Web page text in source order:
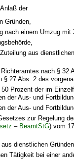
der
Gründen,
nach einem Umzug mit
aus
nach § 32
§ 27 Abs. 2 des
Prozent der im
der Aus- und
der Aus- und
zur Regelung
– BeamtStG) vom
dienstlichen
Tätigkeit bei einer